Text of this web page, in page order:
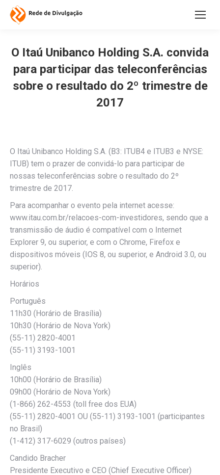
O Itaú Unibanco Holding S.A. convida
para participar das teleconferências
sobre o resultado do 2º trimestre de
2017
O Itaú Unibanco Holding S.A. (B3: ITUB4 e ITUB3 e NYSE:
ITUB) tem o prazer de convidá-lo para participar de
nossas teleconferências sobre o resultado do 2º
trimestre de 2017.
Para acompanhar o evento pela internet acesse:
www.itau.com.br/relacoes-com-investidores, sendo que a
transmissão de áudio é compatível com o Internet
Explorer 9, ou superior, e com o Chrome, Firefox e
dispositivos móveis (IOS 8, ou superior, e Android 3.0, ou
superior).
Horários
Português
11h30 (Horário de Brasília)
10h30 (Horário de Nova York)
(55-11) 2820-4001
(55-11) 3193-1001
Inglês
10h00 (Horário de Brasília)
09h00 (Horário de Nova York)
(1-866) 262-4553 (toll free dos EUA)
(55-11) 2820-4001 OU (55-11) 3193-1001 (participantes
no Brasil)
(1-412) 317-6029 (outros países)
Candido Bracher
Presidente Executivo e CEO (Chief Executive Officer)